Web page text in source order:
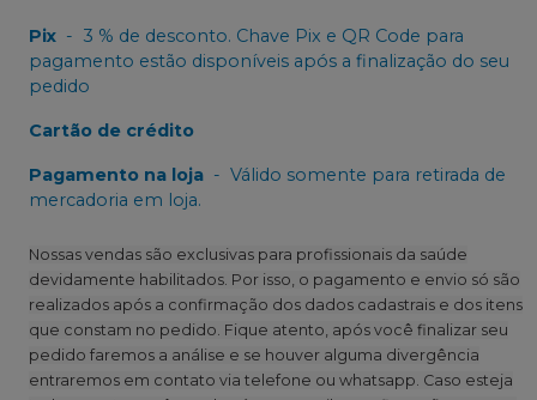
Pix - 3 % de desconto. Chave Pix e QR Code para
pagamento estão disponíveis após a finalização do seu
pedido
Cartão de crédito
Pagamento na loja - Válido somente para retirada de
mercadoria em loja.
Nossas vendas são exclusivas para profissionais da saúde
devidamente habilitados. Por isso, o pagamento e envio só são
realizados após a confirmação dos dados cadastrais e dos itens
que constam no pedido. Fique atento, após você finalizar seu
pedido faremos a análise e se houver alguma divergência
entraremos em contato via telefone ou whatsapp. Caso esteja